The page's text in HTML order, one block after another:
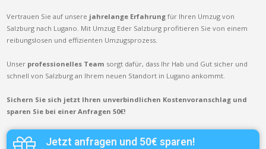
Vertrauen Sie auf unsere jahrelange Erfahrung für Ihren Umzug von
Salzburg nach Lugano. Mit Umzug Eder Salzburg profitieren Sie von einem
reibungslosen und effizienten Umzugsprozess.
Unser professionelles Team sorgt dafür, dass Ihr Hab und Gut sicher und
schnell von Salzburg an Ihrem neuen Standort in Lugano ankommt.
Sichern Sie sich jetzt Ihren unverbindlichen Kostenvoranschlag und
sparen Sie bei einer Anfragen 50€!
Jetzt anfragen und 50€ sparen!